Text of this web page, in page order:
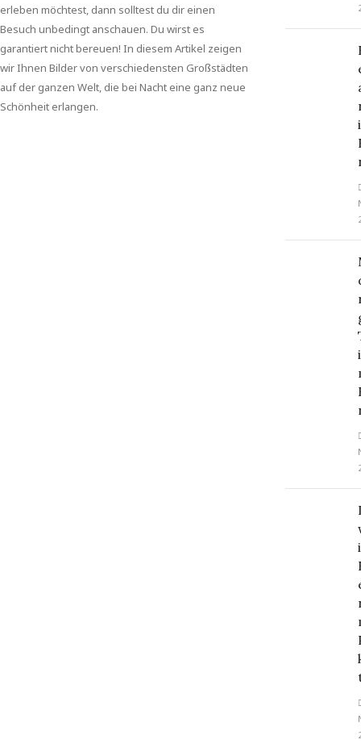
erleben möchtest, dann solltest du dir einen
Besuch unbedingt anschauen. Du wirst es
garantiert nicht bereuen! In diesem Artikel zeigen
wir Ihnen Bilder von verschiedensten Großstädten
auf der ganzen Welt, die bei Nacht eine ganz neue
Schönheit erlangen.